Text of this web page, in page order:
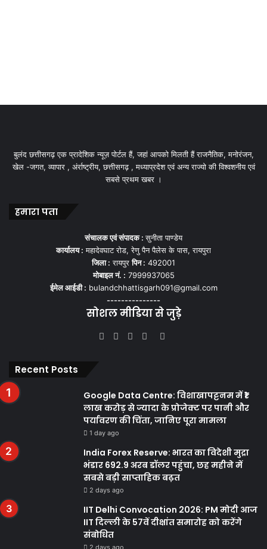
बुलंद छत्तीसगढ़ एक प्रादेशिक न्यूज़ पोर्टल हैं, जहां आपको मिलती हैं राजनैतिक, मनोरंजन,
खेल -जगत, व्यापार , अंर्राष्ट्रीय, छत्तीसगढ़ , मध्याप्रदेश एवं अन्य राज्यो की विश्वशनीय एवं
सबसे प्रथम खबर ।
हमारा पता
संचालक एवं संपादक :सुनीता पाण्डेय
कार्यालय : महादेवघाट रोड, रेणु पैन पैलेस के पास, रायपुरा
जिला : रायपुरपिन : 492001
मोबाइल नं. : 7999937065
ईमेल आईडी : bulandchhattisgarh091@gmail.com
---------------
सोशल मीडिया से जुड़े
Facebook
TwitterYouTubeInstagram
WhatsApp
Recent Posts
Google Data Centre: विशाखापट्टनम में ₹1
लाख करोड़ से ज्यादा के प्रोजेक्ट पर पानी और
पर्यावरण की चिंता, जानिए पूरा मामला
1 day ago
India Forex Reserve: भारत का विदेशी मुद्रा
भंडार 692.9 अरब डॉलर पहुंचा, छह महीने में
सबसे बड़ी साप्ताहिक बढ़त
2 days ago
IIT Delhi Convocation 2026: PM मोदी आज
IIT दिल्ली के 57वें दीक्षांत समारोह को करेंगे
संबोधित